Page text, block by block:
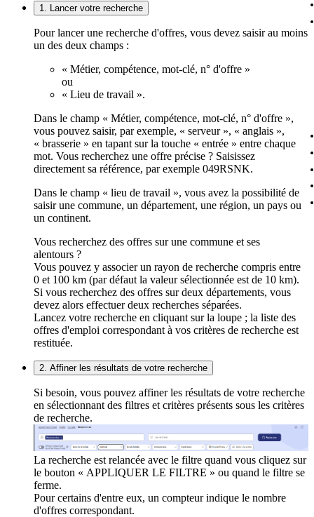
1. Lancer votre recherche
Pour lancer une recherche d'offres, vous devez saisir au moins
un des deux champs :
« Métier, compétence, mot-clé, n° d'offre »
ou
« Lieu de travail ».
Dans le champ « Métier, compétence, mot-clé, n° d'offre »,
vous pouvez saisir, par exemple, « serveur », « anglais »,
« brasserie » en tapant sur la touche « entrée » entre chaque
mot. Vous recherchez une offre précise ? Saisissez
directement sa référence, par exemple 049RSNK.
Dans le champ « lieu de travail », vous avez la possibilité de
saisir une commune, un département, une région, un pays ou
un continent.
Vous recherchez des offres sur une commune et ses
alentours ?
Vous pouvez y associer un rayon de recherche compris entre
0 et 100 km (par défaut la valeur sélectionnée est de 10 km).
Si vous recherchez des offres sur deux départements, vous
devez alors effectuer deux recherches séparées.
Lancez votre recherche en cliquant sur la loupe ; la liste des
offres d'emploi correspondant à vos critères de recherche est
restituée.
2. Affiner les résultats de votre recherche
Si besoin, vous pouvez affiner les résultats de votre recherche
en sélectionnant des filtres et critères présents sous les critères
de recherche.
La recherche est relancée avec le filtre quand vous cliquez sur
le bouton « APPLIQUER LE FILTRE » ou quand le filtre se
ferme.
Pour certains d'entre eux, un compteur indique le nombre
d'offres correspondant.